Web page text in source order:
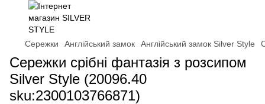
Сережки Англійський замок Англійський замок Silver Style
Сережки срібні фантазія з розсипом
Silver Style (20096.40
sku:2300103766871)